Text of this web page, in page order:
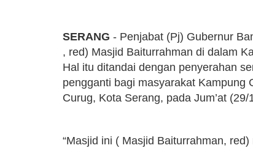
SERANG - Penjabat (Pj) Gubernur
, red) Masjid Baiturrahman di dalam
Hal itu ditandai dengan penyerahan
pengganti bagi masyarakat Kampung
Curug, Kota Serang, pada Jum’at (29/
“Masjid ini ( Masjid Baiturrahman,